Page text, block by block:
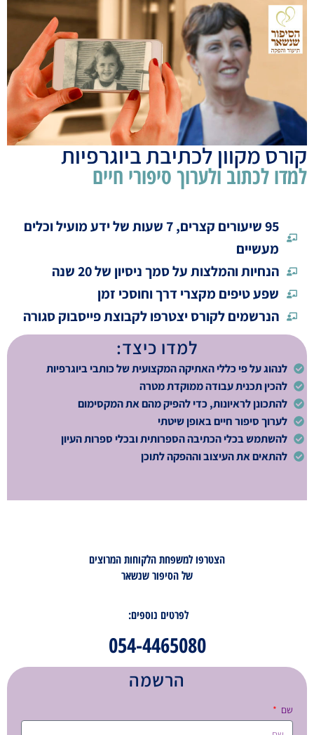
קורס מקוון לכתיבת ביוגרפיות
למדו לכתוב ולערוך סיפורי חיים
95 שיעורים קצרים, 7 שעות של ידע מועיל וכלים
מעשיים
הנחיות והמלצות על סמך ניסיון של 20 שנה
שפע טיפים מקצרי דרך וחוסכי זמן
הנרשמים לקורס יצטרפו לקבוצת פייסבוק סגורה
למדו כיצד:
לנהוג על פי כללי האתיקה המקצועית של כותבי ביוגרפיות
להכין תכנית עבודה ממוקדת מטרה
להתכונן לראיונות, כדי להפיק מהם את המקסימום
לערוך סיפור חיים באופן שיטתי
להשתמש בכלי הכתיבה הספרותית ובכלי ספרות העיון
להתאים את העיצוב וההפקה לתוכן
הצטרפו למשפחת הלקוחות המרוצים
של הסיפור שנשאר
לפרטים נוספים:
054-4465080
הרשמה
שם